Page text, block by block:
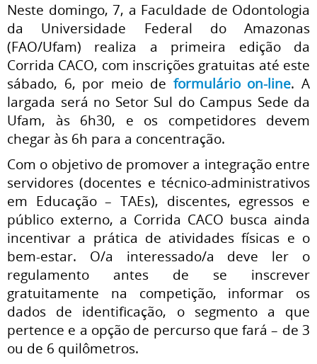
Neste domingo, 7, a Faculdade de Odontologia
da Universidade Federal do Amazonas
(FAO/Ufam) realiza a primeira edição da
Corrida CACO, com inscrições gratuitas até este
sábado, 6, por meio de formulário on-line. A
largada será no Setor Sul do Campus Sede da
Ufam, às 6h30, e os competidores devem
chegar às 6h para a concentração.
Com o objetivo de promover a integração entre
servidores (docentes e técnico-administrativos
em Educação – TAEs), discentes, egressos e
público externo, a Corrida CACO busca ainda
incentivar a prática de atividades físicas e o
bem-estar. O/a interessado/a deve ler o
regulamento antes de se inscrever
gratuitamente na competição, informar os
dados de identificação, o segmento a que
pertence e a opção de percurso que fará – de 3
ou de 6 quilômetros.